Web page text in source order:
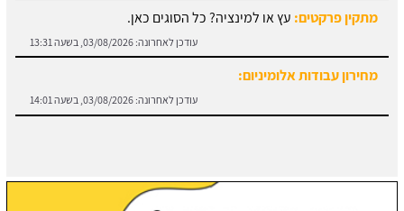
מתקין פרקטים: עץ או למינציה? כל הסוגים כאן.
עודכן לאחרונה: 03/08/2026, בשעה 13:31
מחירון עבודות אלומיניום:
עודכן לאחרונה: 03/08/2026, בשעה 14:01